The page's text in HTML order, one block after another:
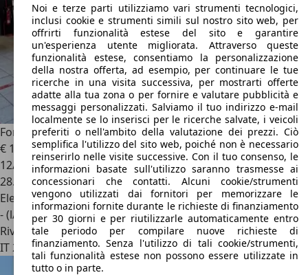
Ford FocusFocus V 1.0t ecoboost h ST-Line 125cv
€ 16.990
12/2024
28.000 km
Elettrica/Benzina
- (l/100 km)
Rivenditore
IT 24030Mozzo - Bergamo
Noi e terze parti utilizziamo vari strumenti tecnologici,
inclusi cookie e strumenti simili sul nostro sito web, per
offrirti funzionalità estese del sito e garantire
un'esperienza utente migliorata. Attraverso queste
funzionalità estese, consentiamo la personalizzazione
della nostra offerta, ad esempio, per continuare le tue
ricerche in una visita successiva, per mostrarti offerte
adatte alla tua zona o per fornire e valutare pubblicità e
messaggi personalizzati. Salviamo il tuo indirizzo e-mail
localmente se lo inserisci per le ricerche salvate, i veicoli
preferiti o nell'ambito della valutazione dei prezzi. Ciò
semplifica l'utilizzo del sito web, poiché non è necessario
reinserirlo nelle visite successive. Con il tuo consenso, le
informazioni basate sull'utilizzo saranno trasmesse ai
concessionari che contatti. Alcuni cookie/strumenti
vengono utilizzati dai fornitori per memorizzare le
informazioni fornite durante le richieste di finanziamento
per 30 giorni e per riutilizzarle automaticamente entro
tale periodo per compilare nuove richieste di
finanziamento. Senza l'utilizzo di tali cookie/strumenti,
tali funzionalità estese non possono essere utilizzate in
tutto o in parte.